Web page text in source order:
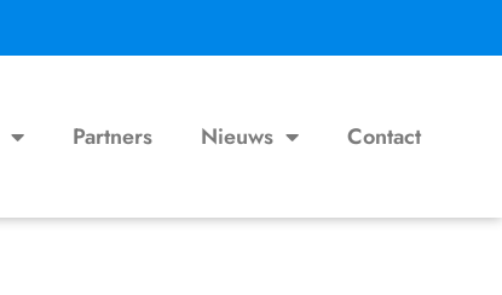
Partners Nieuws Contact